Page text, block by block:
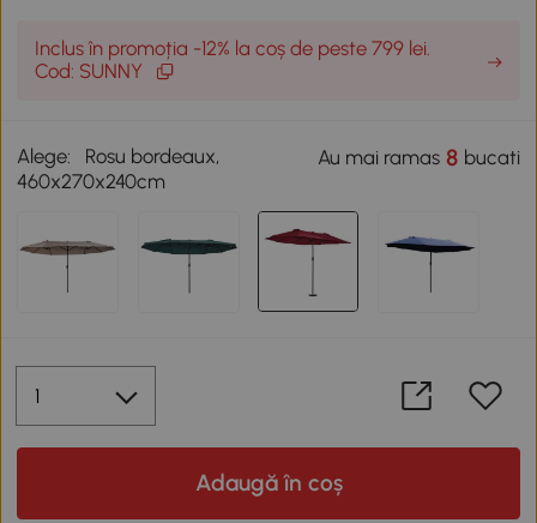
Inclus în promoția -12% la coș de peste 799 lei.
Cod: SUNNY
Alege:
Rosu bordeaux,
460x270x240cm
Au mai ramas8 bucati
Adaugă în coș